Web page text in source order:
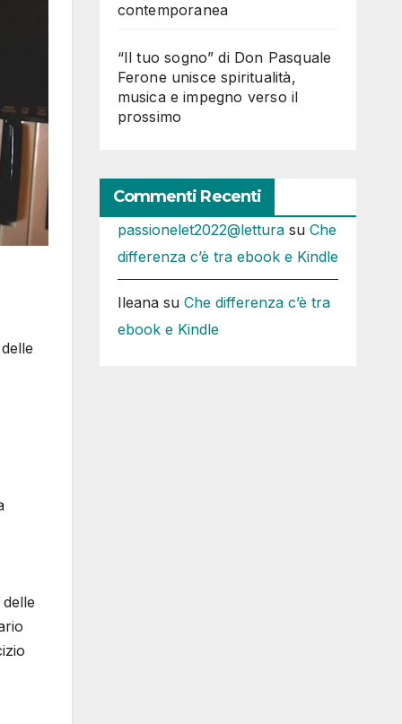
contemporanea
“Il tuo sogno” di Don Pasquale
Ferone unisce spiritualità,
musica e impegno verso il
prossimo
Commenti Recenti
passionelet2022@letturasu Che
differenza c’è tra ebook e Kindle
Ileanasu Che differenza c’è tra
ebook e Kindle